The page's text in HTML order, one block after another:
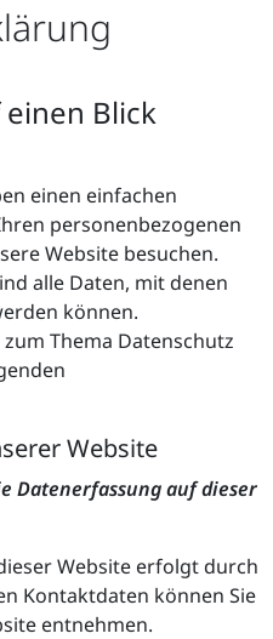
Blick
einen einfachen
personenbezogenen
Website besuchen.
alle Daten, mit denen
können.
Thema Datenschutz
Website
Datenerfassung auf dieser
Website erfolgt durch
Kontaktdaten können Sie
entnehmen.